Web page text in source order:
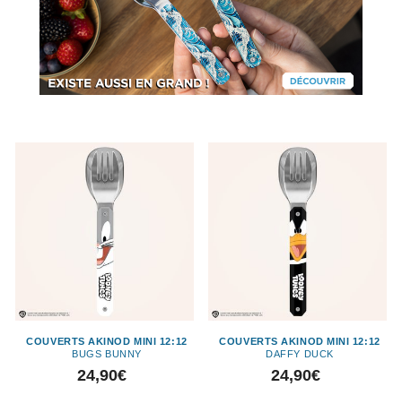
COUVERTS AKINOD MINI 12:12
BUGS BUNNY
Prix
24,90€
COUVERTS AKINOD MINI 12:12
DAFFY DUCK
Prix
24,90€